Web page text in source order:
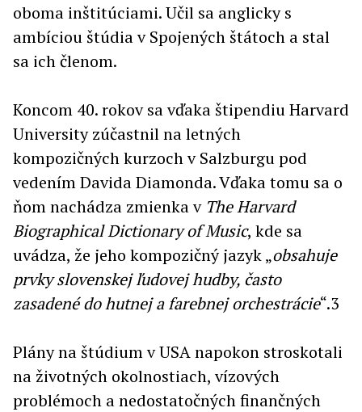
oboma inštitúciami. Učil sa anglicky s
ambíciou štúdia v Spojených štátoch a stal
sa ich členom.
Koncom 40. rokov sa vďaka štipendiu Harvard
University zúčastnil na letných
kompozičných kurzoch v Salzburgu pod
vedením Davida Diamonda. Vďaka tomu sa o
ňom nachádza zmienka v The Harvard
Biographical Dictionary of Music, kde sa
uvádza, že jeho kompozičný jazyk „obsahuje
prvky slovenskej ľudovej hudby, často
zasadené do hutnej a farebnej orchestrácie“.3
Plány na štúdium v USA napokon stroskotali
na životných okolnostiach, vízových
problémoch a nedostatočných finančných